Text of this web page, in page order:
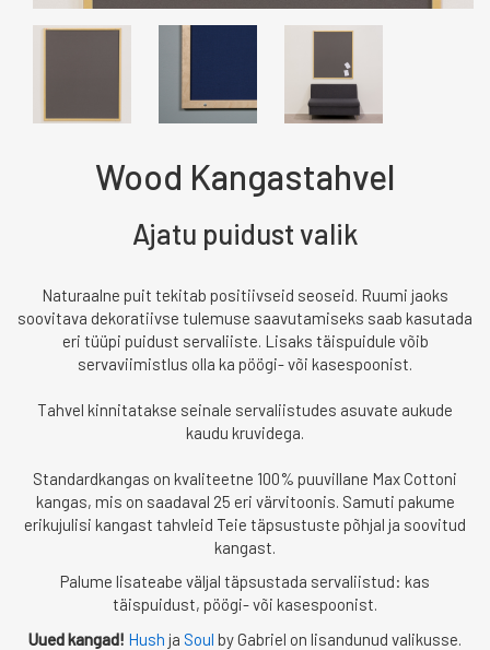
Wood Kangastahvel
Ajatu puidust valik
Naturaalne puit tekitab positiivseid seoseid. Ruumi jaoks
soovitava dekoratiivse tulemuse saavutamiseks saab kasutada
eri tüüpi puidust servaliiste. Lisaks täispuidule võib
servaviimistlus olla ka pöögi- või kasespoonist.
Tahvel kinnitatakse seinale servaliistudes asuvate aukude
kaudu kruvidega.
Standardkangas on kvaliteetne 100% puuvillane Max Cottoni
kangas, mis on saadaval 25 eri värvitoonis. Samuti pakume
erikujulisi kangast tahvleid Teie täpsustuste põhjal ja soovitud
kangast.
Palume lisateabe väljal täpsustada servaliistud: kas
täispuidust, pöögi- või kasespoonist.
Uued kangad! Hush ja Soul by Gabriel on lisandunud valikusse.